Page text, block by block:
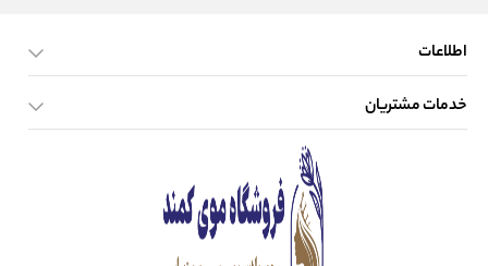
اطلاعات
صفحه اصلی
خدمات مشتریان